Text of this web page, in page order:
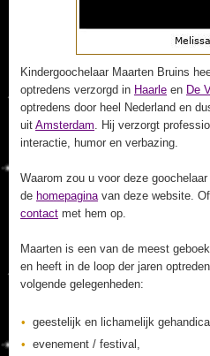
Kindergoochelaar Maarten Bruins
optredens verzorgd in Haarle en De
optredens door heel Nederland en
uit Amsterdam. Hij verzorgt
interactie, humor en verbazing.
Waarom zou u voor deze
de homepaginavan deze website.
contact met hem op.
Maarten is een van de meest
en heeft in de loop der jaren
volgende gelegenheden:
geestelijk en lichamelijk
evenement / festival,